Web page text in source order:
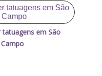
em São